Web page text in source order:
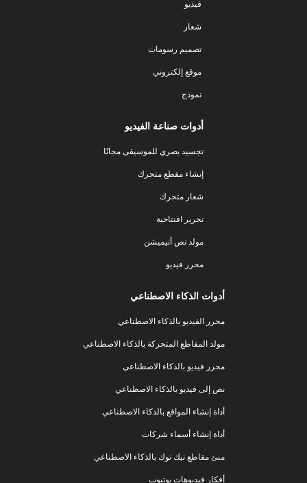
فيديو
شعار
تصميم رسومات
موقع إلكتروني
نموذج
أدوات صناعة الفيديو
تجسيد بصري للموسيقى مجانًا
إنشاء مقطع متحرك
شعار متحرك
تحرير افتتاحية
مولد نص أنيميشن
محرر فيديو
أدوات الذكاء الاصطناعي
محرر الفيديو بالذكاء الاصطناعي
مولد المقاطع المتحركة بالذكاء الاصطناعي
محرر فيديو بالذكاء الاصطناعي
نص إلى فيديو بالذكاء الاصطناعي
أداة إنشاء المواقع بالذكاء الاصطناعي
أداة إنشاء أسماء شركات
منئ مقاطع تيك توك بالذكاء الاصطناعي
أفكار فيديوهات يوتيوب